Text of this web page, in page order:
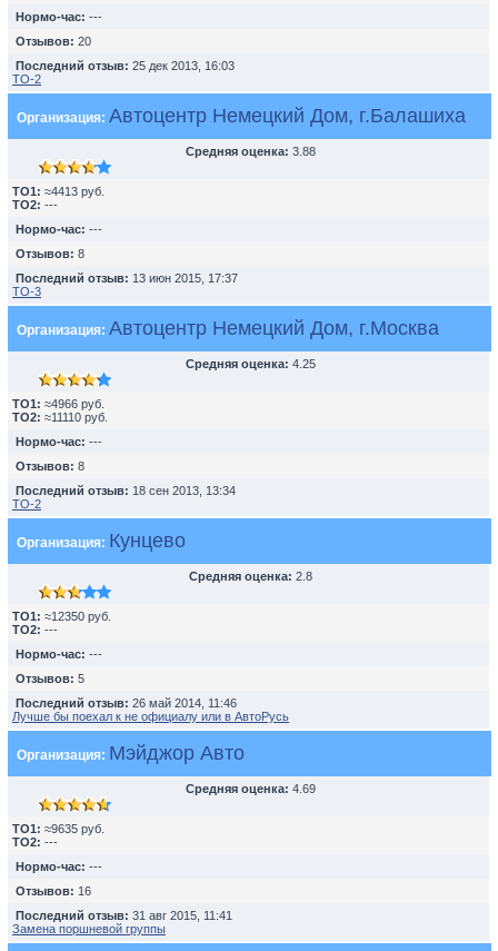
Нормо-час: ---
Отзывов: 20
Последний отзыв: 25 дек 2013, 16:03
ТО-2
Организация: Автоцентр Немецкий Дом, г.Балашиха
Средняя оценка: 3.88
TO1: ≈4413 руб.
TO2: ---
Нормо-час: ---
Отзывов: 8
Последний отзыв: 13 июн 2015, 17:37
ТО-3
Организация: Автоцентр Немецкий Дом, г.Москва
Средняя оценка: 4.25
TO1: ≈4966 руб.
TO2: ≈11110 руб.
Нормо-час: ---
Отзывов: 8
Последний отзыв: 18 сен 2013, 13:34
TO-2
Организация: Кунцево
Средняя оценка: 2.8
TO1: ≈12350 руб.
TO2: ---
Нормо-час: ---
Отзывов: 5
Последний отзыв: 26 май 2014, 11:46
Лучше бы поехал к не официалу или в АвтоРусь
Организация: Мэйджор Авто
Средняя оценка: 4.69
TO1: ≈9635 руб.
TO2: ---
Нормо-час: ---
Отзывов: 16
Последний отзыв: 31 авг 2015, 11:41
Замена поршневой группы